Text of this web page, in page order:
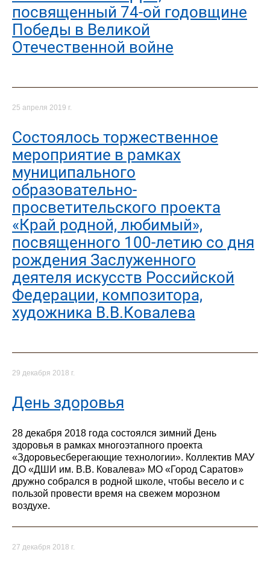
посвященный 74-ой годовщине
Победы в Великой
Отечественной войне
25 апреля 2019 г.
Состоялось торжественное
мероприятие в рамках
муниципального
образовательно-
просветительского проекта
«Край родной, любимый»,
посвященного 100-летию со дня
рождения Заслуженного
деятеля искусств Российской
Федерации, композитора,
художника В.В.Ковалева
29 декабря 2018 г.
День здоровья
28 декабря 2018 года состоялся зимний День
здоровья в рамках многоэтапного проекта
«Здоровьесберегающие технологии». Коллектив МАУ
ДО «ДШИ им. В.В. Ковалева» МО «Город Саратов»
дружно собрался в родной школе, чтобы весело и с
пользой провести время на свежем морозном
воздухе.
27 декабря 2018 г.